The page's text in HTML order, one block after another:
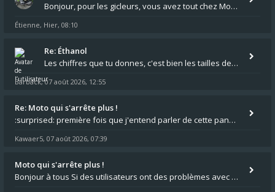
Bonjour, pour les gicleurs, vous avez tout chez Motokristen à Bar sur Aube. https://www.motokristen.fr/produits/4946-l
Étienne, Hier, 08:10
Re: Éthanol
Les chiffres que tu donnes, c'est bien les tailles de gicleur ? Par contre tes "-2 tours" à quoi correspondent t'ils ?
Barback,07 août 2026, 12:55
Re: Moto qui s'arrête plus !
:surprised: première fois que j'entend parler de cette panne ,ta moto aurait été maraboutée? :pretre:
Kawaer5, 07 août 2026, 07:39
Moto qui s'arrête plus !
Bonjour à tous Si des utilisateurs ont des problèmes avec leur moto qui démarre plus, la mienne ne coupe plus :?: - Je